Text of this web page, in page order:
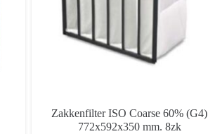
Zakkenfilter ISO Coarse 60% (G4)
772x592x350 mm. 8zk